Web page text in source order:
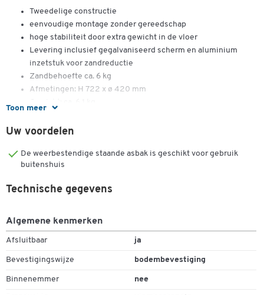
Toon meer
Tweedelige constructie
eenvoudige montage zonder gereedschap
hoge stabiliteit door extra gewicht in de vloer
Levering inclusief gegalvaniseerd scherm en aluminium
inzetstuk voor zandreductie
Zandbehoefte ca. 6 kg
Afmetingen: H 722 x ø 420 mm
Baldakijnenbodemplaat
veiligheid. Als accessoire wordt de bodemplaat (thermisch
Afmetingen met beschermend dak: H 900 x ø 450 mm
Uw voordelen
De weerbestendige staande asbak is geschikt voor gebruik
buitenshuis
Technische gegevens
Algemene kenmerken
Afsluitbaar ja
Bevestigingswijze bodembevestiging
Binnenemmer nee